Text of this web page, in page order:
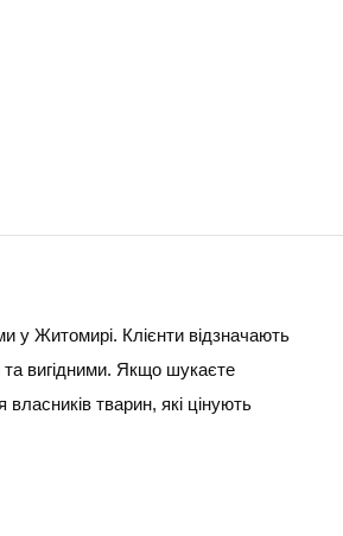
у Житомирі. Клієнти відзначають
та вигідними. Якщо шукаєте
тварин, які цінують